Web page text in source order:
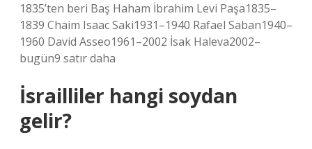
1835’ten beri Baş Haham İbrahim Levi Paşa1835–
1839 Chaim Isaac Saki1931–1940 Rafael Saban1940–
1960 David Asseo1961–2002 İsak Haleva2002–
bugün9 satır daha
İsrailliler hangi soydan
gelir?